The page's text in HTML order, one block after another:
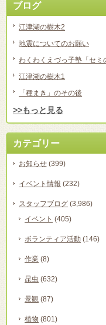
ブログ
江津湖の樹木2
地震についてのお願い
わくわくえづっ子塾「セミ
江津湖の樹木1
「種まき」のその後
>>もっと見る
カテゴリー
お知らせ (399)
イベント情報 (232)
スタッフブログ (3,986)
イベント (405)
ボランティア活動 (146)
作業 (8)
昆虫 (632)
景観 (87)
植物 (801)